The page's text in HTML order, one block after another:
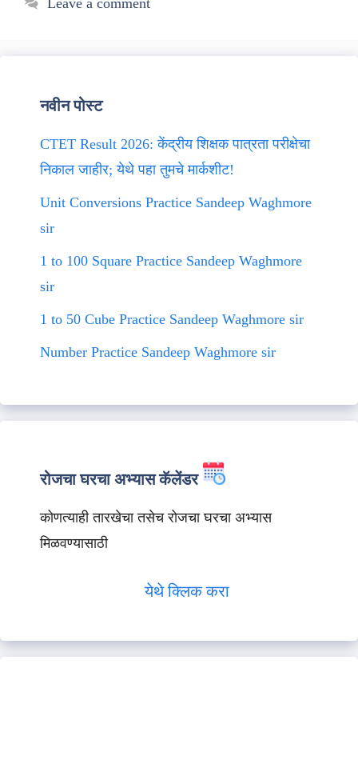
Leave a comment
नवीन पोस्ट
CTET Result 2026: केंद्रीय शिक्षक पात्रता परीक्षेचा
निकाल जाहीर; येथे पहा तुमचे मार्कशीट!
Unit Conversions Practice Sandeep Waghmore
sir
1 to 100 Square Practice Sandeep Waghmore
sir
1 to 50 Cube Practice Sandeep Waghmore sir
Number Practice Sandeep Waghmore sir
रोजचा घरचा अभ्यास कॅलेंडर
कोणत्याही तारखेचा तसेच रोजचा घरचा अभ्यास
मिळवण्यासाठी
येथे क्लिक करा